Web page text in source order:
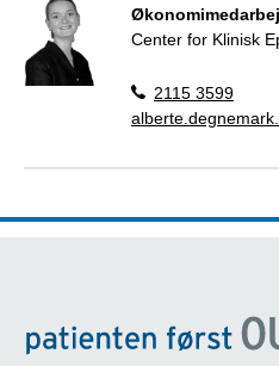
Center for Klinisk
2115 3599